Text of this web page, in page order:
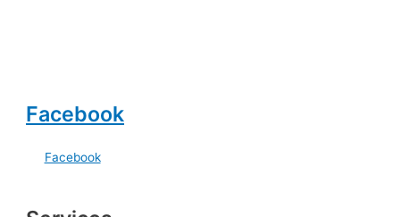
Facebook
Facebook